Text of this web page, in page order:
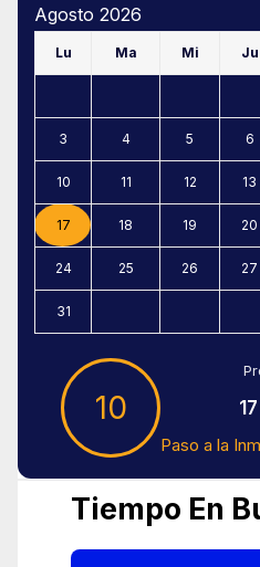
Agosto 2026
Lu Ma Mi Ju
3 4 5 6
10 11 12 13
17 18 19 20
24 25 26 27
31
10
Paso a la
Tiempo En